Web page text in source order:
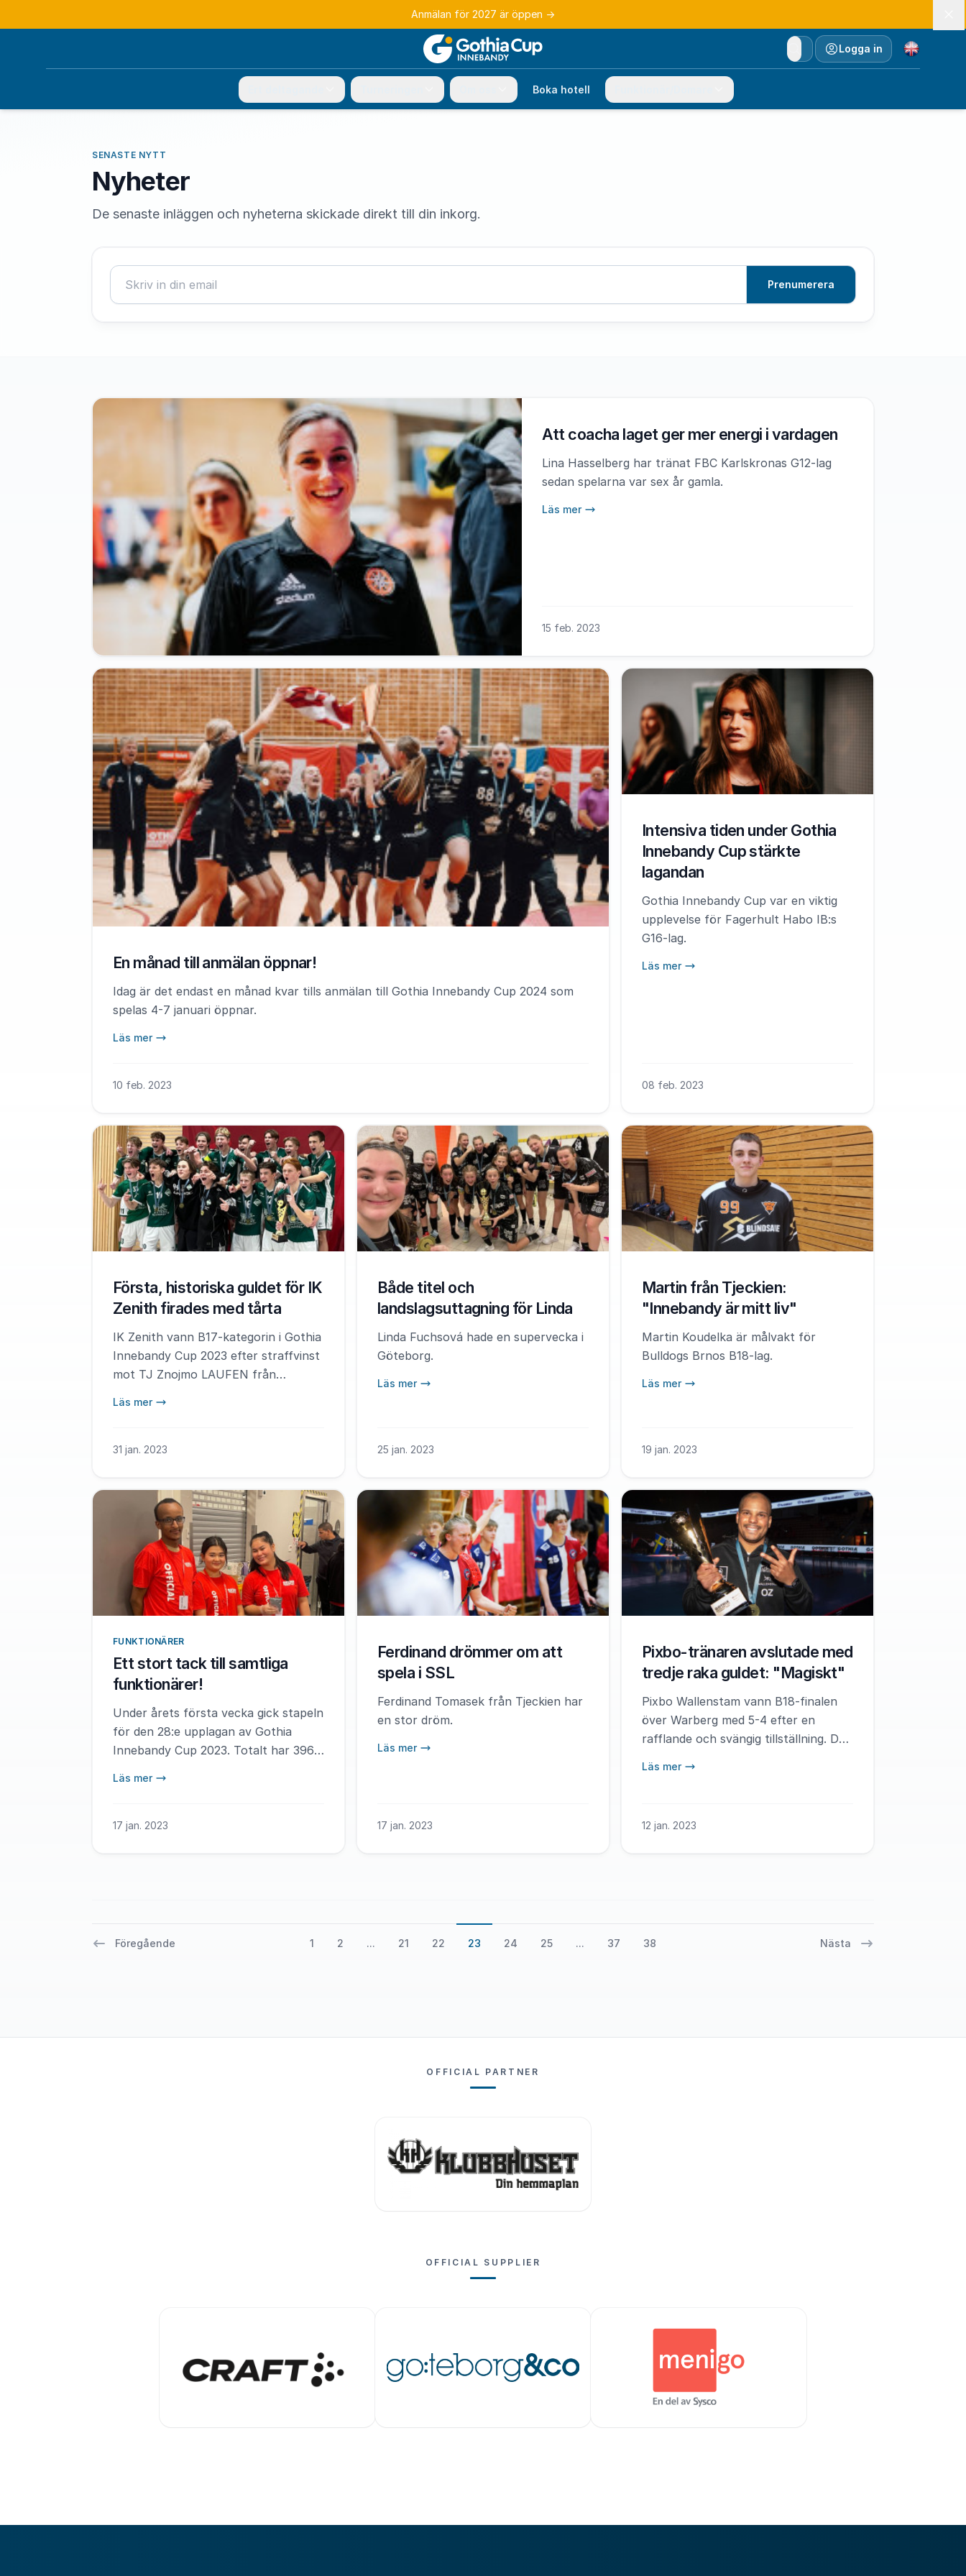
Anmälan för 2027 är öppen →
Logga in
Currency
Boka hotell
SENASTE NYTT
Nyheter
De senaste inläggen och nyheterna skickade direkt till din inkorg.
Prenumerera
Att coacha laget ger mer energi i vardagen
Lina Hasselberg har tränat FBC Karlskronas G12-lag
sedan spelarna var sex år gamla.
Läs mer
15 feb. 2023
En månad till anmälan öppnar!
Idag är det endast en månad kvar tills anmälan till Gothia Innebandy Cup 2024 som
spelas 4-7 januari öppnar.
Läs mer
10 feb. 2023
Intensiva tiden under Gothia
Innebandy Cup stärkte
lagandan
Gothia Innebandy Cup var en viktig
upplevelse för Fagerhult Habo IB:s
G16-lag.
Läs mer
08 feb. 2023
Första, historiska guldet för IK
Zenith firades med tårta
IK Zenith vann B17-kategorin i Gothia
Innebandy Cup 2023 efter straffvinst
mot TJ Znojmo LAUFEN från
Läs mer
31 jan. 2023
Både titel och
landslagsuttagning för Linda
Linda Fuchsová hade en supervecka i
Göteborg.
Läs mer
25 jan. 2023
Martin från Tjeckien:
"Innebandy är mitt liv"
Martin Koudelka är målvakt för
Bulldogs Brnos B18-lag.
Läs mer
19 jan. 2023
FUNKTIONÄRER
Ett stort tack till samtliga
funktionärer!
Under årets första vecka gick stapeln
för den 28:e upplagan av Gothia
Innebandy Cup 2023. Totalt har 396
Läs mer
17 jan. 2023
Ferdinand drömmer om att
spela i SSL
Ferdinand Tomasek från Tjeckien har
en stor dröm.
Läs mer
17 jan. 2023
Pixbo-tränaren avslutade med
tredje raka guldet: "Magiskt"
Pixbo Wallenstam vann B18-finalen
över Warberg med 5-4 efter en
rafflande och svängig tillställning. Det
Cup-coach på bästa sätt.
Läs mer
12 jan. 2023
Föregående 1 2 ... 21 22 23 24 25 ... 37 38 Nästa
OFFICIAL PARTNER
OFFICIAL SUPPLIER